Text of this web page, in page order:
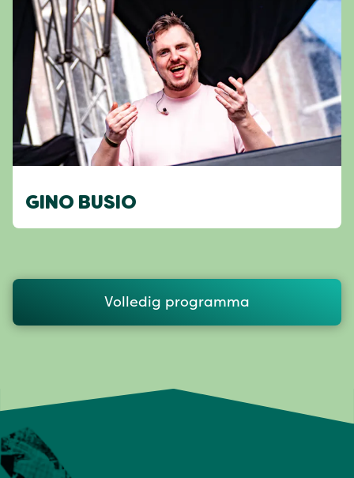
GINO BUSIO
Volledig programma